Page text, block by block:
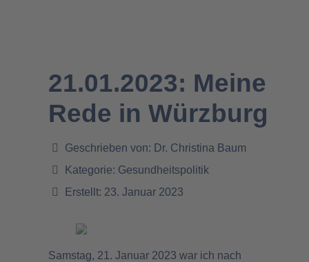
21.01.2023: Meine
Rede in Würzburg
Geschrieben von: Dr. Christina Baum
Kategorie: Gesundheitspolitik
Erstellt: 23. Januar 2023
Samstag, 21. Januar 2023 war ich nach